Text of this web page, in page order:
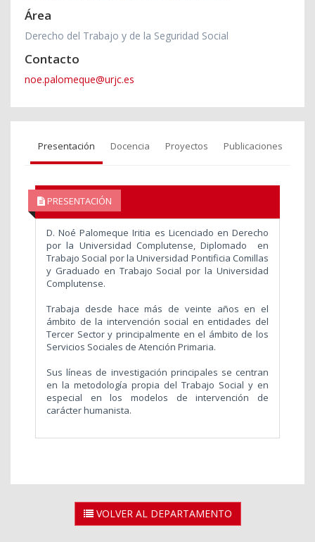
Área
Derecho del Trabajo y de la Seguridad Social
Contacto
noe.palomeque@urjc.es
Presentación Docencia Proyectos Publicaciones
PRESENTACIÓN
D. Noé Palomeque Iritia es Licenciado en Derecho
por la Universidad Complutense, Diplomado en
Trabajo Social por la Universidad Pontificia Comillas
y Graduado en Trabajo Social por la Universidad
Complutense.
Trabaja desde hace más de veinte años en el
ámbito de la intervención social en entidades del
Tercer Sector y principalmente en el ámbito de los
Servicios Sociales de Atención Primaria.
Sus líneas de investigación principales se centran
en la metodología propia del Trabajo Social y en
especial en los modelos de intervención de
carácter humanista.
VOLVER AL DEPARTAMENTO